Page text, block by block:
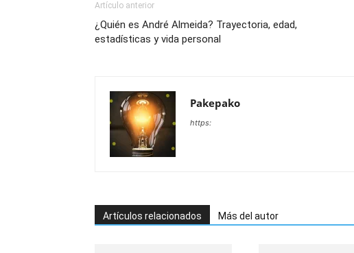
Artículo anterior
¿Quién es André Almeida? Trayectoria, edad,
estadísticas y vida personal
Pakepako
https:
Artículos relacionados Más del autor